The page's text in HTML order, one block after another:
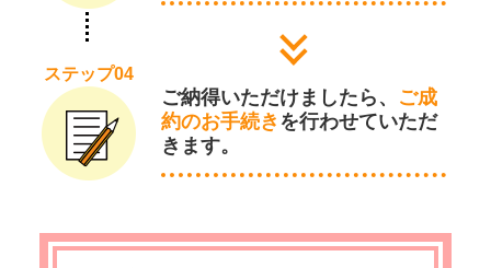
ステップ04
ご納得いただけましたら、 ご成
約のお手続き を行わせていただ
きます。